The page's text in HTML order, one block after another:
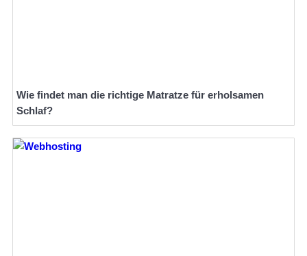
Wie findet man die richtige Matratze für erholsamen
Schlaf?